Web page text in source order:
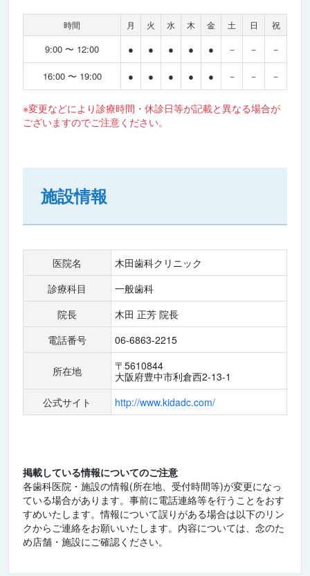
時間 月 火 水 木 金 土 日 祝
9:00 〜 12:00 ● ● ● ● ● － － －
16:00 〜 19:00 ● ● ● ● ● － － －
※変更などにより診療時間・休診日等が記載と異なる場合が
ございますのでご注意ください。
施設情報
医院名
木田歯科クリニック
診療科目
一般歯科
院長
木田 正芳 院長
電話番号
06-6863-2215
所在地
〒5610844
大阪府豊中市利倉西2-13-1
公式サイト
http://www.kidadc.com/
掲載している情報についてのご注意
各歯科医院・施設の情報(所在地、受付時間等)が変更になっ
ている場合があります。事前に電話連絡等を行うことをおす
すめいたします。情報について誤りがある場合は以下のリン
クからご連絡をお願いいたします。内容については、念のた
め店舗・施設にご確認ください。